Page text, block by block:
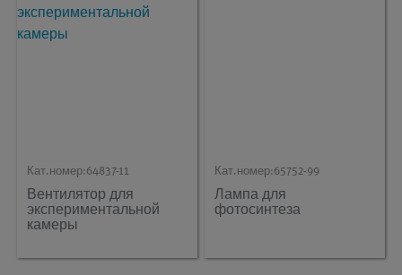
Кат.номер:64837-11
Вентилятор для
экспериментальной
камеры
Кат.номер:65752-99
Лампа для
фотосинтеза